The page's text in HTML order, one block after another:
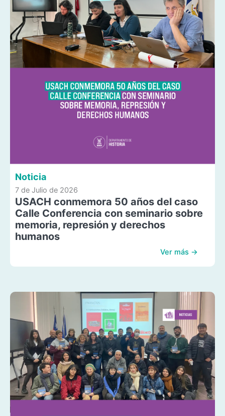
Noticia
7 de Julio de 2026
USACH conmemora 50 años del caso
Calle Conferencia con seminario sobre
memoria, represión y derechos
humanos
Ver más →